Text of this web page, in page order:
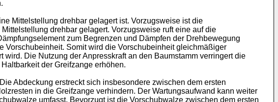
Mittelstellung drehbar gelagert ist. Vorzugsweise ist die
drehbar gelagert. Vorzugsweise ruft eine auf die
zum Begrenzen und Dämpfen der Drehbewegung
Somit wird die Vorschubeinheit gleichmäßiger
Die Nutzung der Anpresskraft an den Baumstamm verringert die
der Greifzange erhöhen.
Abdeckung erstreckt sich insbesondere zwischen dem ersten
in die Greifzange verhindern. Der Wartungsaufwand kann weiter
umfasst. Bevorzugt ist die Vorschubwalze zwischen dem ersten